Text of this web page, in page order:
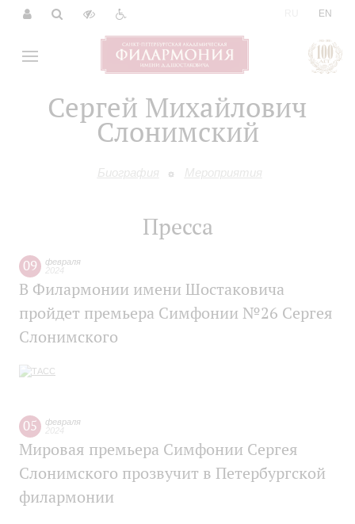
EN
Сергей Михайлович
Слонимский
Биография Мероприятия
Пресса
09
февраля
В Филармонии имени Шостаковича
пройдет премьера Симфонии №26 Сергея
Слонимского
05
февраля
Мировая премьера Симфонии Сергея
Слонимского прозвучит в Петербургской
филармонии